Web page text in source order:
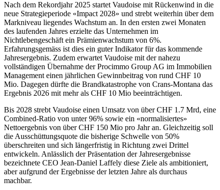
Nach dem Rekordjahr 2025 startet Vaudoise mit Rückenwind in die
neue Strategieperiode «Impact 2028» und strebt weiterhin über dem
Markniveau liegendes Wachstum an. In den ersten zwei Monaten
des laufenden Jahres erzielte das Unternehmen im
Nichtlebengeschäft ein Prämienwachstum von 6%.
Erfahrungsgemäss ist dies ein guter Indikator für das kommende
Jahresergebnis. Zudem erwartet Vaudoise mit der nahezu
vollständigen Übernahme der Procimmo Group AG im Immobilien
Management einen jährlichen Gewinnbeitrag von rund CHF 10
Mio. Dagegen dürfte die Brandkatastrophe von Crans-Montana das
Ergebnis 2026 mit mehr als CHF 10 Mio beeinträchtigen.
Bis 2028 strebt Vaudoise einen Umsatz von über CHF 1.7 Mrd, eine
Combined-Ratio von unter 96% sowie ein «normalisiertes»
Nettoergebnis von über CHF 150 Mio pro Jahr an. Gleichzeitig soll
die Ausschüttungsquote die bisherige Schwelle von 50%
überschreiten und sich längerfristig in Richtung zwei Drittel
entwickeln. Anlässlich der Präsentation der Jahresergebnisse
bezeichnete CEO Jean-Daniel Laffely diese Ziele als ambitioniert,
aber aufgrund der Ergebnisse der letzten Jahre als durchaus
machbar.